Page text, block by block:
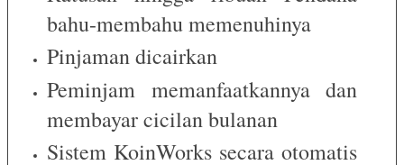
bahu-membahu memenuhinya
Pinjaman dicairkan
Peminjam memanfaatkannya dan
membayar cicilan bulanan
Sistem KoinWorks secara otomatis